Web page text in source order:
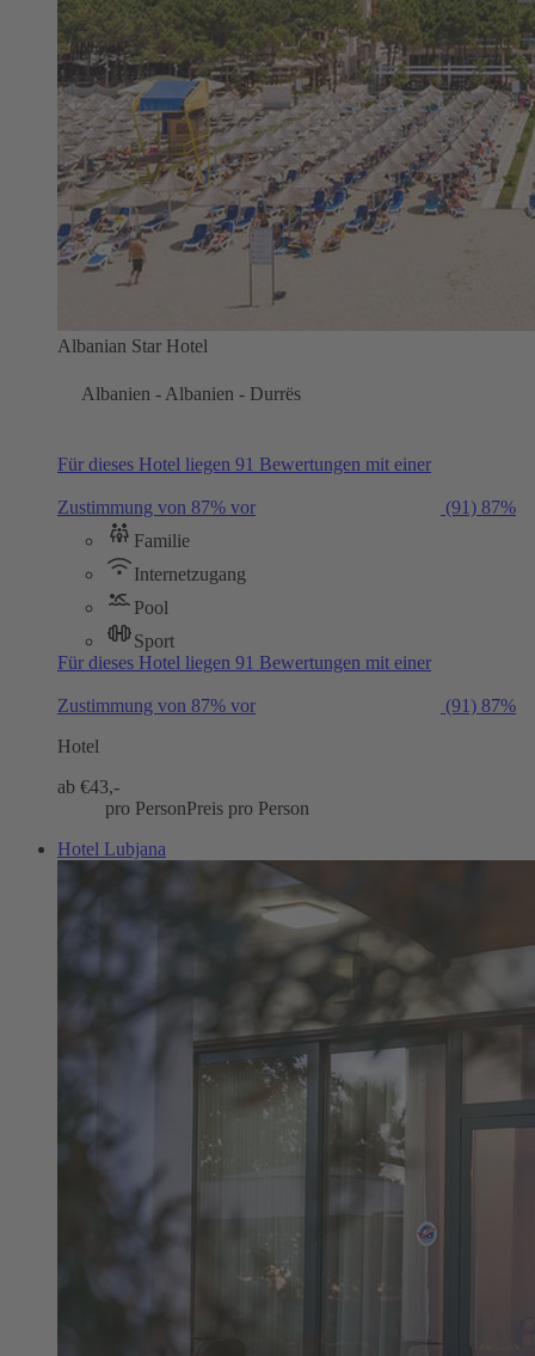
Albanian Star Hotel
Albanien - Albanien - Durrës
Für dieses Hotel liegen 91 Bewertungen mit einer
Zustimmung von 87% vor (91) 87%
Familie
Internetzugang
Pool
Sport
Für dieses Hotel liegen 91 Bewertungen mit einer
Zustimmung von 87% vor (91) 87%
Hotel
ab €43,-
pro PersonPreis pro Person
Hotel Lubjana